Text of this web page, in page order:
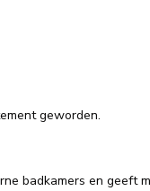
geworden.
badkamers en geeft